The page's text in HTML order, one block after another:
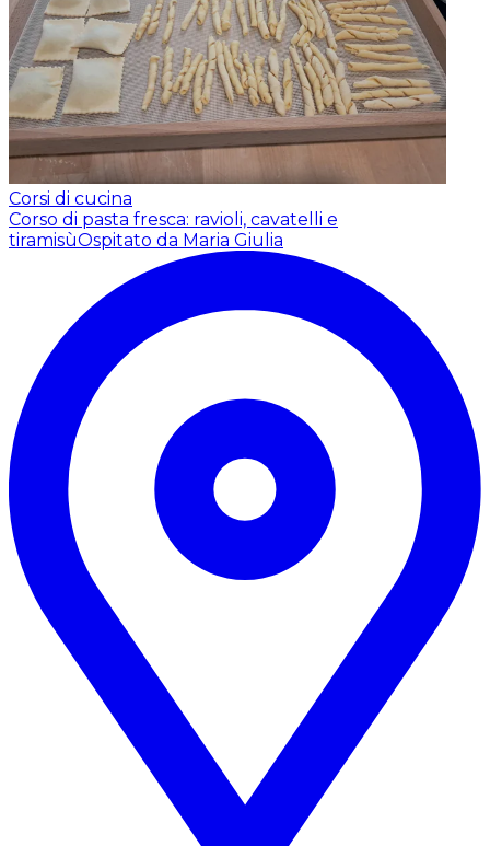
Corsi di cucina
Corso di pasta fresca: ravioli, cavatelli e
tiramisùOspitato da Maria Giulia